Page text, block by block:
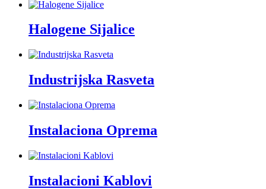
Halogene Sijalice
Industrijska Rasveta
Instalaciona Oprema
Instalacioni Kablovi